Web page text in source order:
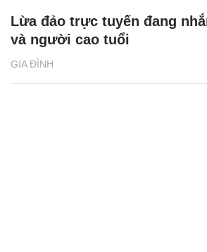
GIA ĐÌNH
Lừa đảo trực tuyến đang
và người cao tuổi